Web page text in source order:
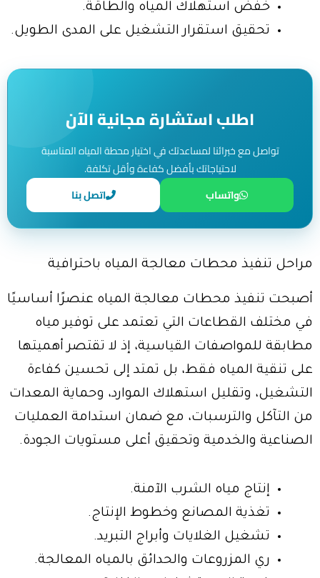
خفض استهلاك المياه والطاقة.
تحقيق استقرار التشغيل على المدى الطويل.
اطلب استشارة مجانية الآن
تواصل مع خبرائنا لمساعدتك في اختيار محطة المياه المناسبة
لاحتياجاتك بأفضل كفاءة وأقل تكلفة.
واتساب
اتصل بنا
مراحل تنفيذ محطات معالجة المياه باحترافية
أصبحت تنفيذ محطات معالجة المياه عنصرًا أساسيًا
في مختلف القطاعات التي تعتمد على توفير مياه
مطابقة للمواصفات القياسية، إذ لا تقتصر أهميتها
على تنقية المياه فقط، بل تمتد إلى تحسين كفاءة
التشغيل، وتقليل استهلاك الموارد، وحماية المعدات
من التآكل والترسبات، مع ضمان استدامة العمليات
الصناعية والخدمية وتحقيق أعلى مستويات الجودة.
إنتاج مياه الشرب الآمنة.
تغذية المصانع وخطوط الإنتاج.
تشغيل الغلايات وأبراج التبريد.
ري المزروعات والحدائق بالمياه المعالجة.